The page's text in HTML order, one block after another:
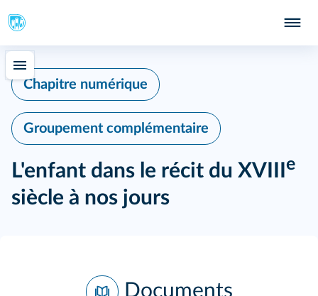
Chapitre numérique
Groupement complémentaire
L'enfant dans le récit du XVIII e
siècle à nos jours
Documents